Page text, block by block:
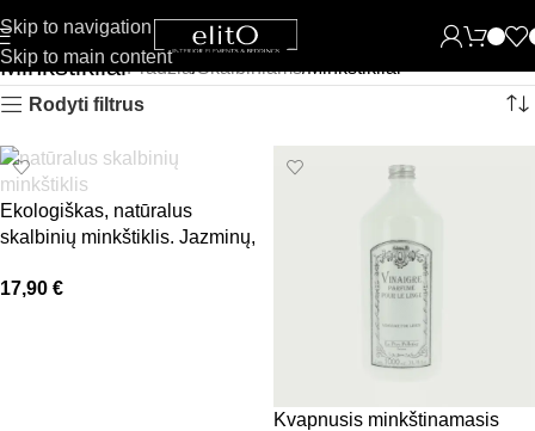
Skip to navigation
Skip to main content
MinkštikliaiPradžia Skalbiniams Minkštikliai
Rodyti filtrus
Ekologiškas, natūralus
skalbinių minkštiklis. Jazminų,
kvapo | SAGES Royal Garden,
17,90 €
Kvapnusis minkštinamasis